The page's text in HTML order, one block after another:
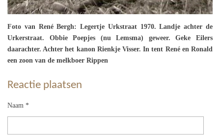
Foto van René Bergh: Legertje Urkstraat 1970. Landje achter de
Urkerstraat. Obbie Poepjes (nu Lemsma) geweer. Geke Eilers
daarachter. Achter het kanon Rienkje Visser. In tent René en Ronald
een zoon van de melkboer Rippen
Reactie plaatsen
Naam *